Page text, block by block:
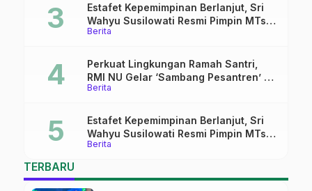
Berita
Estafet Kepemimpinan Berlanjut, Sri
Wahyu Susilowati Resmi Pimpin MTs
Ma’arif Sapuran
Berita
Perkuat Lingkungan Ramah Santri,
RMI NU Gelar ‘Sambang Pesantren’ di
Pati
Berita
Estafet Kepemimpinan Berlanjut, Sri
Wahyu Susilowati Resmi Pimpin MTs
Ma’arif Sapuran
TERBARU